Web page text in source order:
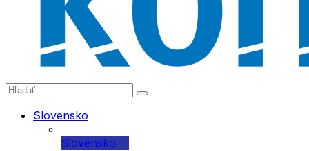
Slovensko
Slovensko